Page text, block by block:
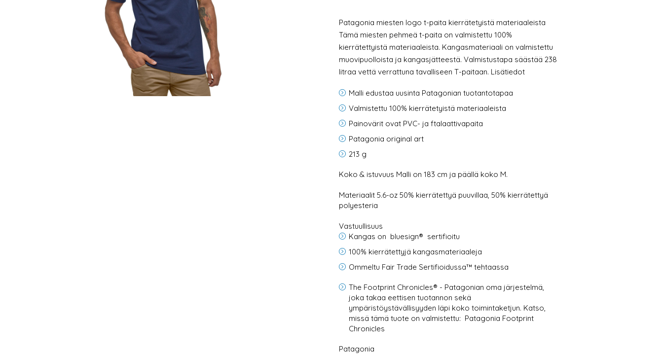
Patagonia miesten logo t-paita kierrätetyistä materiaaleista
Tämä miesten pehmeä t-paita on valmistettu 100%
kierrätettyistä materiaaleista. Kangasmateriaali on valmistettu
muovipuolloista ja kangasjätteestä. Valmistustapa säästää 238
litraa vettä verrattuna tavalliseen T-paitaan. Lisätiedot
Malli edustaa uusinta Patagonian tuotantotapaa
Valmistettu 100% kierrätetyistä materiaaleista
Painovärit ovat PVC- ja ftalaattivapaita
Patagonia original art
213 g
Koko & istuvuus Malli on 183 cm ja päällä koko M.
Materiaalit 5.6-oz 50% kierrätettyä puuvillaa, 50% kierrätettyä
polyesteria
Vastuullisuus
Kangas on bluesign® sertifioitu
100% kierrätettyjä kangasmateriaaleja
Ommeltu Fair Trade Sertifioidussa™ tehtaassa
The Footprint Chronicles® - Patagonian oma järjestelmä,
joka takaa eettisen tuotannon sekä
ympäristöystävällisyyden läpi koko toimintaketjun. Katso,
missä tämä tuote on valmistettu: Patagonia Footprint
Chronicles
Patagonia